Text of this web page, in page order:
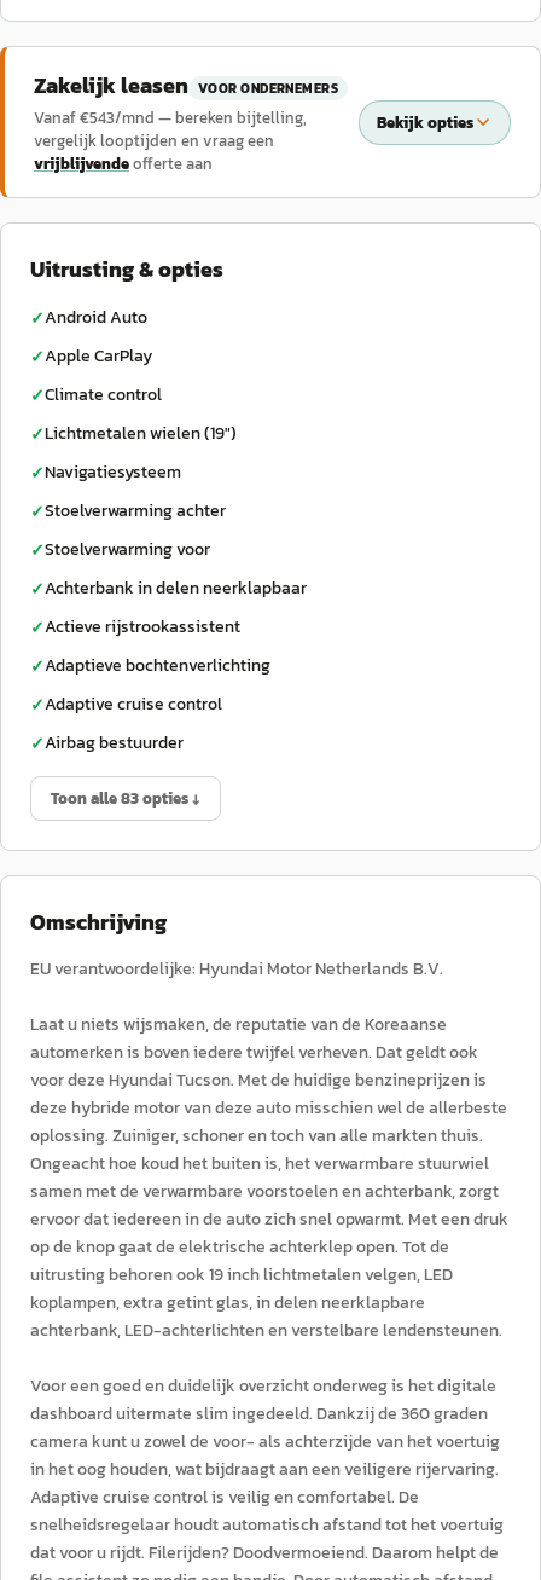
Zakelijk leasen VOOR ONDERNEMERS
Vanaf €543/mnd — bereken bijtelling,
vergelijk looptijden en vraag een
vrijblijvendeofferte aan
Bekijk opties
Uitrusting & opties
✓Android Auto
✓Apple CarPlay
✓Climate control
✓Lichtmetalen wielen (19")
✓Navigatiesysteem
✓Stoelverwarming achter
✓Stoelverwarming voor
✓Achterbank in delen neerklapbaar
✓Actieve rijstrookassistent
✓Adaptieve bochtenverlichting
✓Adaptive cruise control
✓Airbag bestuurder
Toon alle 83 opties ↓
Omschrijving
EU verantwoordelijke: Hyundai Motor Netherlands B.V.
Laat u niets wijsmaken, de reputatie van de Koreaanse
automerken is boven iedere twijfel verheven. Dat geldt ook
voor deze Hyundai Tucson. Met de huidige benzineprijzen is
deze hybride motor van deze auto misschien wel de allerbeste
oplossing. Zuiniger, schoner en toch van alle markten thuis.
Ongeacht hoe koud het buiten is, het verwarmbare stuurwiel
samen met de verwarmbare voorstoelen en achterbank, zorgt
ervoor dat iedereen in de auto zich snel opwarmt. Met een druk
op de knop gaat de elektrische achterklep open. Tot de
uitrusting behoren ook 19 inch lichtmetalen velgen, LED
koplampen, extra getint glas, in delen neerklapbare
achterbank, LED-achterlichten en verstelbare lendensteunen.
Voor een goed en duidelijk overzicht onderweg is het digitale
dashboard uitermate slim ingedeeld. Dankzij de 360 graden
camera kunt u zowel de voor- als achterzijde van het voertuig
in het oog houden, wat bijdraagt aan een veiligere rijervaring.
Adaptive cruise control is veilig en comfortabel. De
snelheidsregelaar houdt automatisch afstand tot het voertuig
dat voor u rijdt. Filerijden? Doodvermoeiend. Daarom helpt de